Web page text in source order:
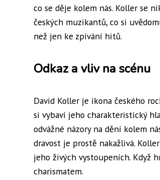
co se děje kolem nás. Koller se
českých muzikantů, co si
než jen ke zpívání hitů.
Odkaz a vliv na scénu
David Koller je ikona českého
si vybaví jeho charakteristický
odvážné názory na dění kolem
dravost je prostě nakažlivá.
jeho živých vystoupeních. Když
charismatem.